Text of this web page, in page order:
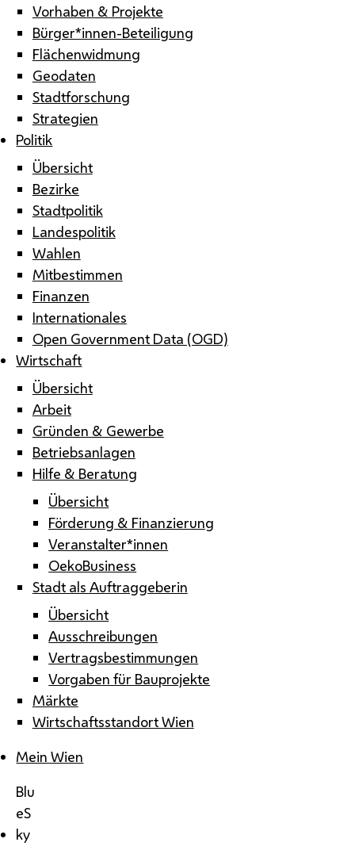
Vorhaben & Projekte
Bürger*innen-Beteiligung
Flächenwidmung
Geodaten
Stadtforschung
Strategien
Politik
Übersicht
Bezirke
Stadtpolitik
Landespolitik
Wahlen
Mitbestimmen
Finanzen
Internationales
Open Government Data (OGD)
Wirtschaft
Übersicht
Arbeit
Gründen & Gewerbe
Betriebsanlagen
Hilfe & Beratung
Übersicht
Förderung & Finanzierung
Veranstalter*innen
OekoBusiness
Stadt als Auftraggeberin
Übersicht
Ausschreibungen
Vertragsbestimmungen
Vorgaben für Bauprojekte
Märkte
Wirtschaftsstandort Wien
Mein Wien
Blu
eS
ky